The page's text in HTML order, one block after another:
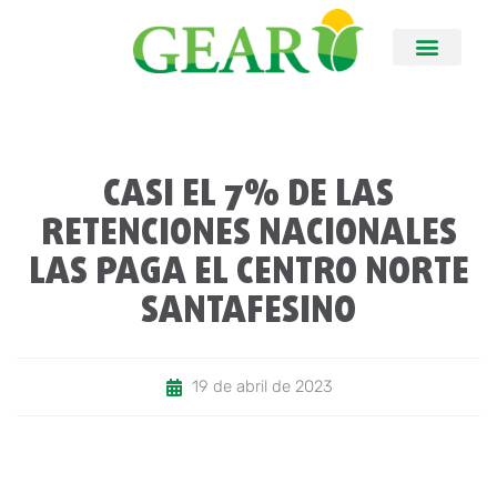
CASI EL 7% DE LAS
RETENCIONES NACIONALES
LAS PAGA EL CENTRO NORTE
SANTAFESINO
19 de abril de 2023